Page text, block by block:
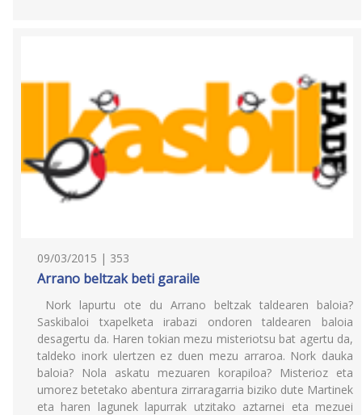
09/03/2015 | 353
Arrano beltzak beti garaile
Nork lapurtu ote du Arrano beltzak taldearen baloia?
Saskibaloi txapelketa irabazi ondoren taldearen baloia
desagertu da. Haren tokian mezu misteriotsu bat agertu da,
taldeko inork ulertzen ez duen mezu arraroa. Nork dauka
baloia? Nola askatu mezuaren korapiloa? Misterioz eta
umorez betetako abentura zirraragarria biziko dute Martinek
eta haren lagunek lapurrak utzitako aztarnei eta mezuei